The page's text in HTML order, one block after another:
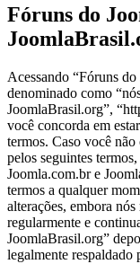
Fóruns do
Acessando “Fóruns
denominado como
JoomlaBrasil.org”,
você concorda em
termos. Caso você
pelos seguintes
Joomla.com.br e
termos a qualquer
alterações, embora
regularmente e
JoomlaBrasil.org”
legalmente respaldado